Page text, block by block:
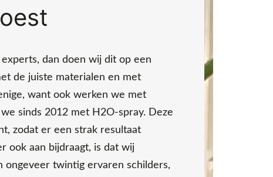
dan doen wij dit op een
de juiste materialen en met
want ook werken we met
sinds 2012 met H2O-spray. Deze
zodat er een strak resultaat
ook aan bijdraagt, is dat wij
ongeveer twintig ervaren schilders,